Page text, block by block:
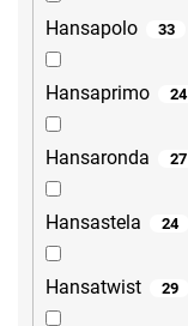
Hansapolo 33
Hansaprimo 24
Hansaronda 27
Hansastela 24
Hansatwist 29